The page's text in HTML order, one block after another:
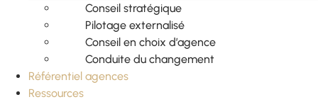
Conseil stratégique
Pilotage externalisé
Conseil en choix d’agence
Conduite du changement
Référentiel agences
Ressources